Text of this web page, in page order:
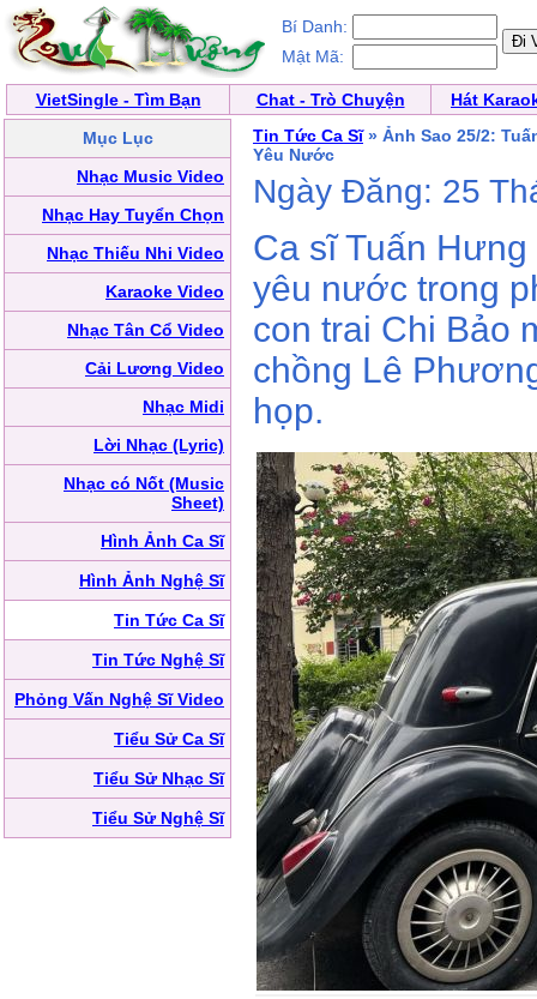
Bí Danh:
Mật Mã:
VietSingle - Tìm Bạn Chat - Trò Chuyện
Hát
Mục Lục
Nhạc Music Video
Nhạc Hay Tuyển Chọn
Nhạc Thiếu Nhi Video
Karaoke Video
Nhạc Tân Cổ Video
Cải Lương Video
Nhạc Midi
Lời Nhạc (Lyric)
Nhạc có Nốt (Music
Sheet)
Hình Ảnh Ca Sĩ
Hình Ảnh Nghệ Sĩ
Tin Tức Ca Sĩ
Tin Tức Nghệ Sĩ
Phỏng Vấn Nghệ Sĩ Video
Tiểu Sử Ca Sĩ
Tiểu Sử Nhạc Sĩ
Tiểu Sử Nghệ Sĩ
Tin Tức Ca Sĩ» Ảnh Sao 25/2:
Yêu Nước
Ngày Đăng: 25
Ca sĩ Tuấn
yêu nước trong
con trai Chi Bảo
chồng Lê
họp.